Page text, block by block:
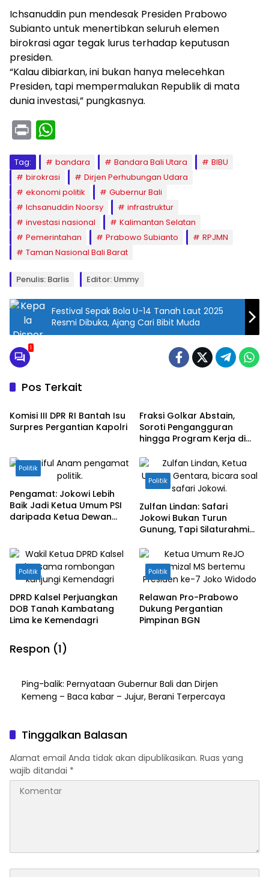
Ichsanuddin pun mendesak Presiden Prabowo
Subianto untuk menertibkan seluruh elemen
birokrasi agar tegak lurus terhadap keputusan
presiden.
“Kalau dibiarkan, ini bukan hanya melecehkan
Presiden, tapi mempermalukan Republik di mata
dunia investasi,” pungkasnya.
Pr
in
t a
ts
A
p
p
Tag: bandara Bandara Bali Utara
BIBU
birokrasi
Dirjen Perhubungan Udara
ekonomi politik
Gubernur Bali
Ichsanuddin Noorsy
infrastruktur
investasi nasional
Kalimantan Selatan
Pemerintahan
Prabowo Subianto
RPJMN
Taman Nasional Bali Barat
Penulis: Barlis Editor: Ummy
Festival Sepak Bola U-14 Tanah Laut 2025
Resmi Dibuka, Ajang Cari Bibit Muda
1
Pos Terkait
Politik
Komisi III DPR RI Bantah Isu
Surpres Pergantian Kapolri
Fraksi Golkar Abstain,
Soroti Pengangguran
hingga Program Kerja di
Politik
Pengamat: Jokowi Lebih
Baik Jadi Ketua Umum PSI
daripada Ketua Dewan
Politik
Zulfan Lindan: Safari
Jokowi Bukan Turun
Gunung, Tapi Silaturahmi
Politik
DPRD Kalsel Perjuangkan
DOB Tanah Kambatang
Lima ke Kemendagri
Politik
Relawan Pro-Prabowo
Dukung Pergantian
Pimpinan BGN
Respon (1)
Ping-balik: Pernyataan Gubernur Bali dan Dirjen
Kemeng – Baca kabar – Jujur, Berani Terpercaya
Tinggalkan Balasan
Alamat email Anda tidak akan dipublikasikan. Ruas yang
wajib ditandai *